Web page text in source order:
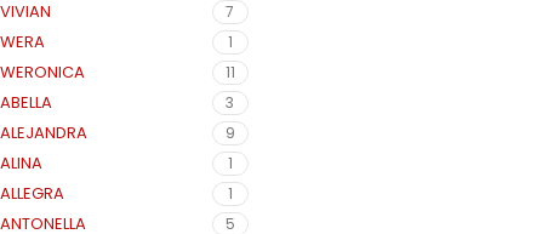
VIVIAN 7
WERA 1
WERONICA 11
ABELLA 3
ALEJANDRA 9
ALINA 1
ALLEGRA 1
ANTONELLA 5